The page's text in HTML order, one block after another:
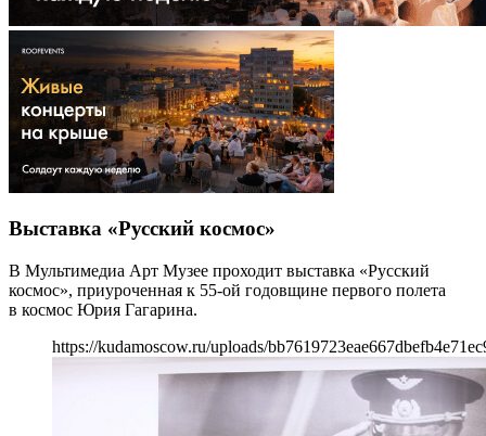
Выставка «Русский космос»
В Мультимедиа Арт Музее проходит выставка «Русский
космос», приуроченная к 55-ой годовщине первого полета
в космос Юрия Гагарина.
https://kudamoscow.ru/uploads/